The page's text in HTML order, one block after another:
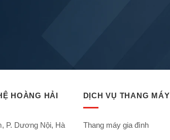
HOÀNG HẢI
P. Dương Nội, Hà
DỊCH VỤ THANG MÁY
Thang máy gia đình